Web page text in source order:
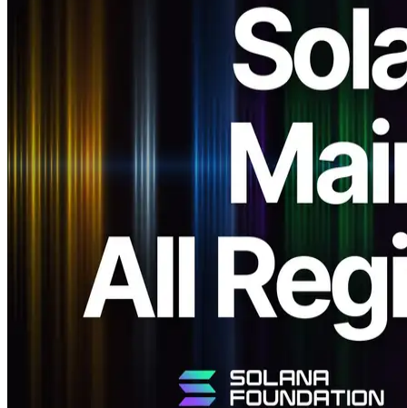
ELSOUL LABO B.V.（總部：荷蘭阿姆斯特丹，CEO：
Fumitake Kawasaki）與 Validators DAO 已完成所有區域 ERPC
和 gRPC 端點向 Solana 主網 Beta v3 的升級，緊跟 Solana 最新
推薦版本更新。
此次升級引入了與 Solana CLI v3 和最新 Geyser Plugin 的完全
相容性，建立了更穩定和最佳化的基礎設施。所有服務保持與
之前相同的價格。
Solana v3 升級的背景
Solana 主網 Beta v3 實施了多項旨在實現更高網路效率和一致
在即將到來的路線圖中，計劃引入下一代協議"Alpenglow"，
ERPC 已在全球各區域最佳化了通訊路徑和資料處理結構，以
確保與未來協議升級的靈活相容。這使得平臺即使在採用